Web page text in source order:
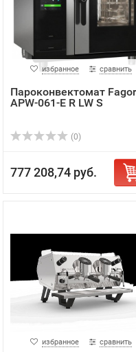
избранное сравнить
Пароконвектомат Fagor
APW-061-E R LW S
(0)
777 208,74 руб.
избранное сравнить